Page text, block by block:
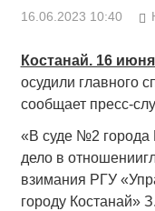
16.06.2023 10:40
Костанай. 16
осудили главного
сообщает пресс-
«В суде №2 города
дело в
взимания РГУ
городу Костанай»